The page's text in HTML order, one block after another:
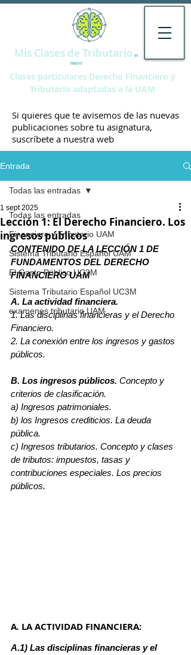
Mis Clases de Tributario en
Madrid
Clases particulares Derecho Financiero y
Tributario adaptadas a la UAM
Si quieres que te avisemos de las nuevas
publicaciones sobre tu asignatura,
suscríbete a nuestra web
Entrada
Todas las entradas
Financiero y Tributario UAM
Sistema Tributario Español UAM
El Gasto Público UC3M
Sistema Tributario Español UC3M
examenes tributario UAM
Todas las entradas
Lección 1: El Derecho Financiero. Los
ingresos públicos
1 sept 2025
CONTENIDO DE LA LECCIÓN 1 DE
FUNDAMENTOS DEL DERECHO
FINANCIERO UAM
A. La actividad financiera.
1. Las disciplinas financieras y el Derecho
Financiero.
2. La conexión entre los ingresos y gastos
públicos.
B. Los ingresos públicos. Concepto y
criterios de clasificación.
a) Ingresos patrimoniales.
b) los Ingresos crediticios. La deuda
pública.
c) Ingresos tributarios. Concepto y clases
de tributos: impuestos, tasas y
contribuciones especiales. Los precios
públicos.
A. LA ACTIVIDAD FINANCIERA:
A.1) Las disciplinas financieras y el